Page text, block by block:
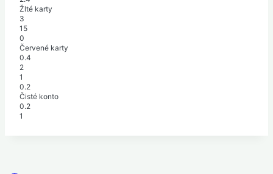
Žlté karty
3
15
0
Červené karty
0.4
2
1
0.2
Čisté konto
0.2
1